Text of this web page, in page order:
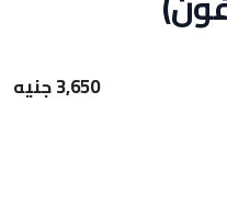
3,650 جنيه